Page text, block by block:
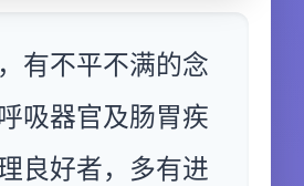
有不平不满的念
吸器官及肠胃疾
良好者，多有进